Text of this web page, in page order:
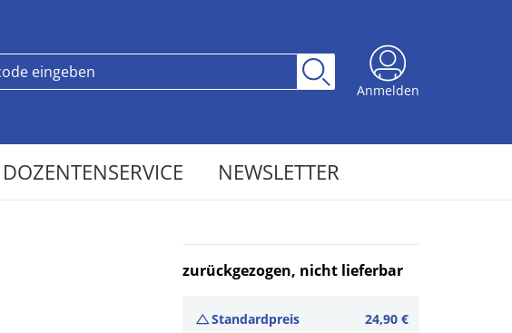
Anmelden
DOZENTENSERVICE NEWSLETTER
zurückgezogen, nicht lieferbar
Standardpreis 24,90 €